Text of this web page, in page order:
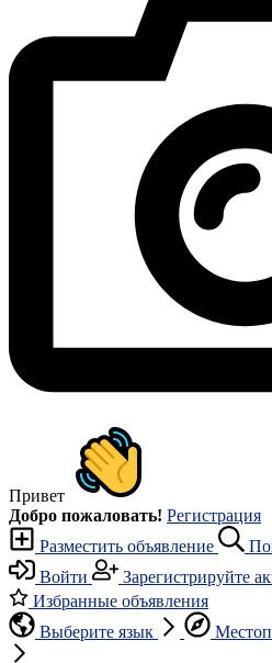
Привет
Добро пожаловать! Регистрация
Разместить объявление
Войти
Зарегистрируйте
Избранные объявления
Выберите язык